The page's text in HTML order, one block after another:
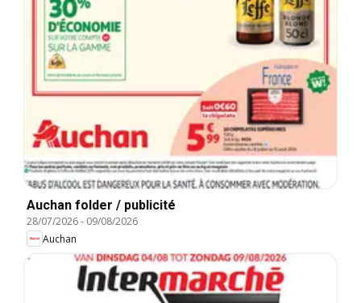
Auchan folder / publicité
28/07/2026- 09/08/2026
Auchan